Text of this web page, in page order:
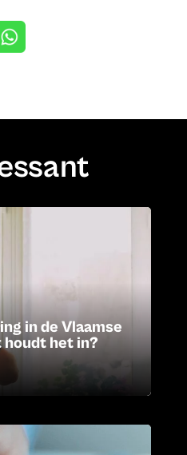
in de Vlaamse
het in?